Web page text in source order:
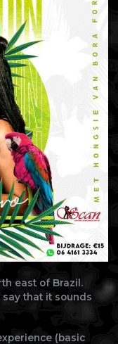
east of Brazil.
say that it sounds
(basic